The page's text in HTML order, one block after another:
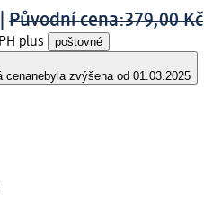
Původní cena:379,00 Kč
plus poštovné
cenanebyla zvýšena od 01.03.2025